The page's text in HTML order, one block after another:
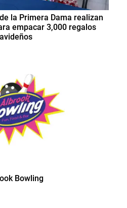
la Primera Dama realizan
empacar 3,000 regalos
Bowling